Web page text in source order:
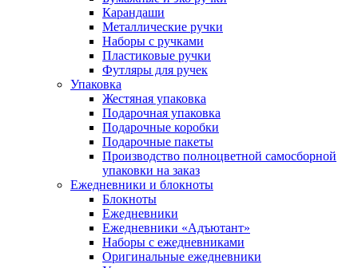
Карандаши
Металлические ручки
Наборы с ручками
Пластиковые ручки
Футляры для ручек
Упаковка
Жестяная упаковка
Подарочная упаковка
Подарочные коробки
Подарочные пакеты
Производство полноцветной самосборной
упаковки на заказ
Ежедневники и блокноты
Блокноты
Ежедневники
Ежедневники «Адъютант»
Наборы с ежедневниками
Оригинальные ежедневники